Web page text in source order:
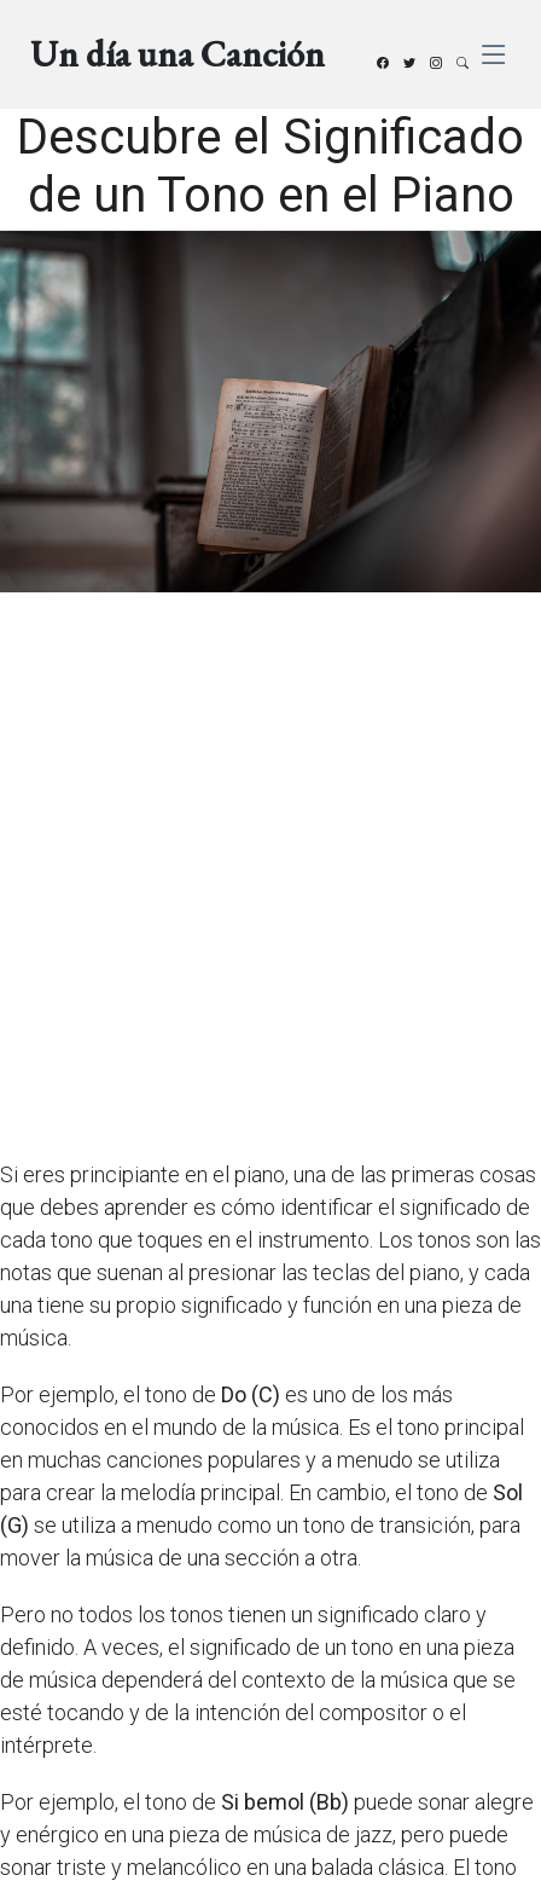
Un día una Canción
Descubre el Significado
de un Tono en el Piano
Si eres principiante en el piano, una de las primeras cosas
que debes aprender es cómo identificar el significado de
cada tono que toques en el instrumento. Los tonos son las
notas que suenan al presionar las teclas del piano, y cada
una tiene su propio significado y función en una pieza de
música.
Por ejemplo, el tono de Do (C) es uno de los más
conocidos en el mundo de la música. Es el tono principal
en muchas canciones populares y a menudo se utiliza
para crear la melodía principal. En cambio, el tono de Sol
(G) se utiliza a menudo como un tono de transición, para
mover la música de una sección a otra.
Pero no todos los tonos tienen un significado claro y
definido. A veces, el significado de un tono en una pieza
de música dependerá del contexto de la música que se
esté tocando y de la intención del compositor o el
intérprete.
Por ejemplo, el tono de Si bemol (Bb) puede sonar alegre
y enérgico en una pieza de música de jazz, pero puede
sonar triste y melancólico en una balada clásica. El tono